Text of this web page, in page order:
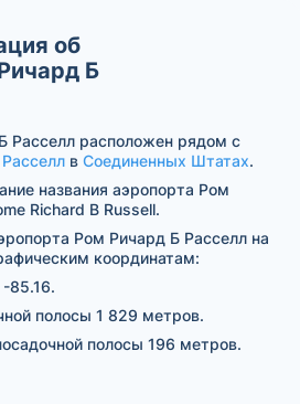
об
Б
Расселл расположен рядом с
в Соединенных Штатах.
названия аэропорта Ром
Richard B Russell.
Ром Ричард Б Расселл на
координатам:
85.16.
полосы 1 829 метров.
полосы 196 метров.